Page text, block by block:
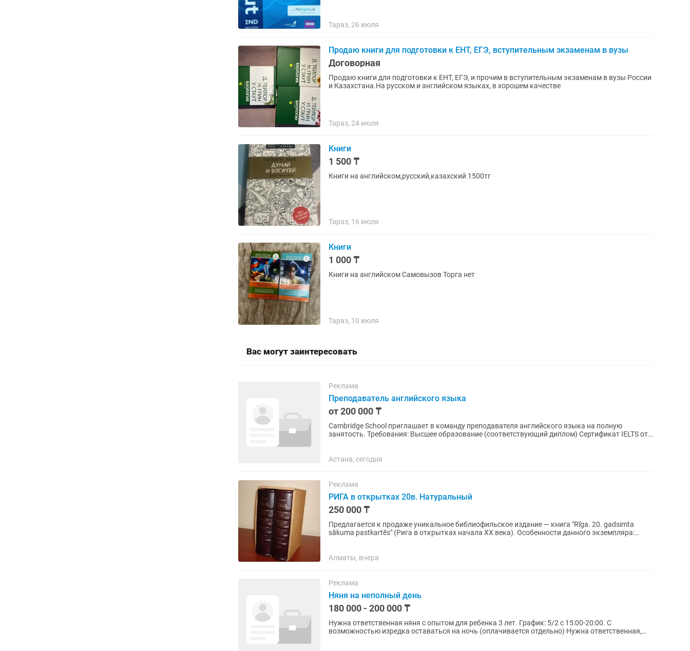
Тараз, 26 июля
Продаю книги для подготовки к ЕНТ, ЕГЭ, вступительным экзаменам в вузы
Договорная
Продаю книги для подготовки к ЕНТ, ЕГЭ, и прочим в вступительным экзаменам в вузы России
и Казахстана.На русском и английском языках, в хорошем качестве
Тараз, 24 июля
Книги
1 500 ₸
Книги на английском,русский,казахский 1500тг
Тараз, 16 июля
Книги
1 000 ₸
Книги на английском Самовызов Торга нет
Тараз, 10 июля
Вас могут заинтересовать
Реклама
Преподаватель английского языка
от 200 000 ₸
Cambridge School приглашает в команду преподавателя английского языка на полную
занятость. Требования: Высшее образование (соответствующий диплом) Сертификат IELTS от
Астана, сегодня
Реклама
РИГА в открытках 20в. Натуральный
250 000 ₸
Предлагается к продаже уникальное библиофильское издание — книга "Rīga. 20. gadsimta
sākuma pastkartēs" (Рига в открытках начала XX века). Особенности данного экземпляра:
Алматы, вчера
Реклама
Няня на неполный день
180 000 - 200 000 ₸
Нужна ответственная няня с опытом для ребенка 3 лет. График: 5/2 с 15:00-20:00. С
возможностью изредка оставаться на ночь (оплачивается отдельно) Нужна ответственная,